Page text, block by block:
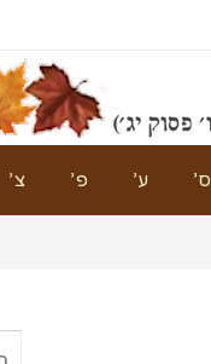
צ’ פ’ ע’ ס’